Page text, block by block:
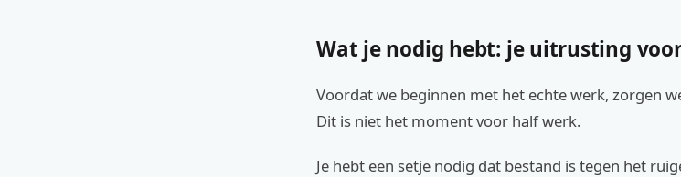
Wat je nodig hebt: je uitrusting
Voordat we beginnen met het echte werk, zorgen
Dit is niet het moment voor half werk.
Je hebt een setje nodig dat bestand is tegen het